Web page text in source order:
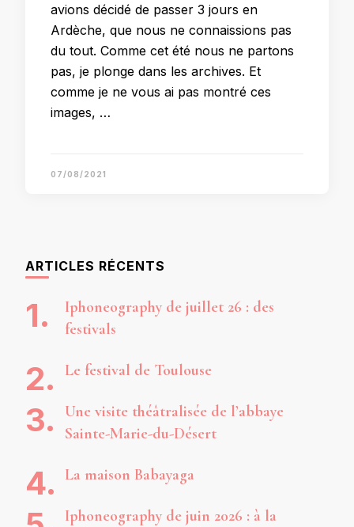
avions décidé de passer 3 jours en
Ardèche, que nous ne connaissions pas
du tout. Comme cet été nous ne partons
pas, je plonge dans les archives. Et
comme je ne vous ai pas montré ces
images, …
07/08/2021
ARTICLES RÉCENTS
Iphoneography de juillet 26 : des
festivals
Le festival de Toulouse
Une visite théâtralisée de l’abbaye
Sainte-Marie-du-Désert
La maison Babayaga
Iphoneography de juin 2026 : à la